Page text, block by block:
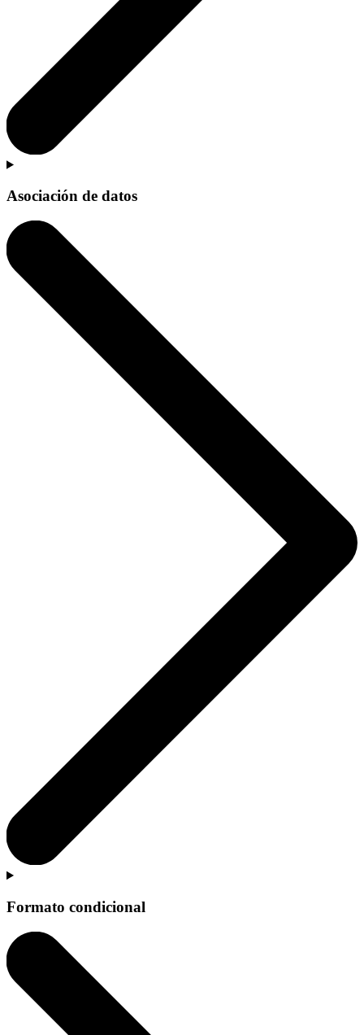
Asociación de datos
Formato condicional